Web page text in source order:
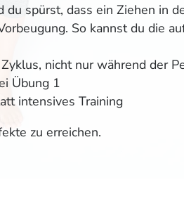
spürst, dass ein Ziehen in
So kannst du die
nicht nur während der
Übung 1
intensives Training
zu erreichen.